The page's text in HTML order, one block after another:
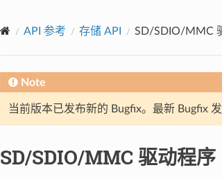
API 参考 存储 API SD/SDIO/MMC
Note
当前版本已发布新的 Bugfix。最新 Bugfix
SD/SDIO/MMC 驱动程序